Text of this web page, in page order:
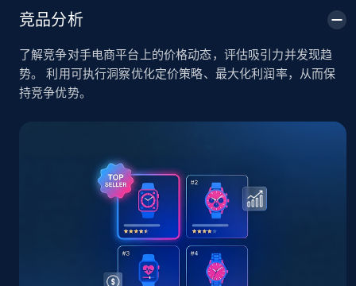
TikTok Shop - Collect TikTok shop products
by keywords search
668+ 立即开始
TikTok Shop - discover records by shop url
URL, Title, Available, Description, Currency, Initial
竞品分析
了解竞争对手电商平台上的价格动态，评估吸引力并发现趋
势。 利用可执行洞察优化定价策略、最大化利润率，从而保
持竞争优势。